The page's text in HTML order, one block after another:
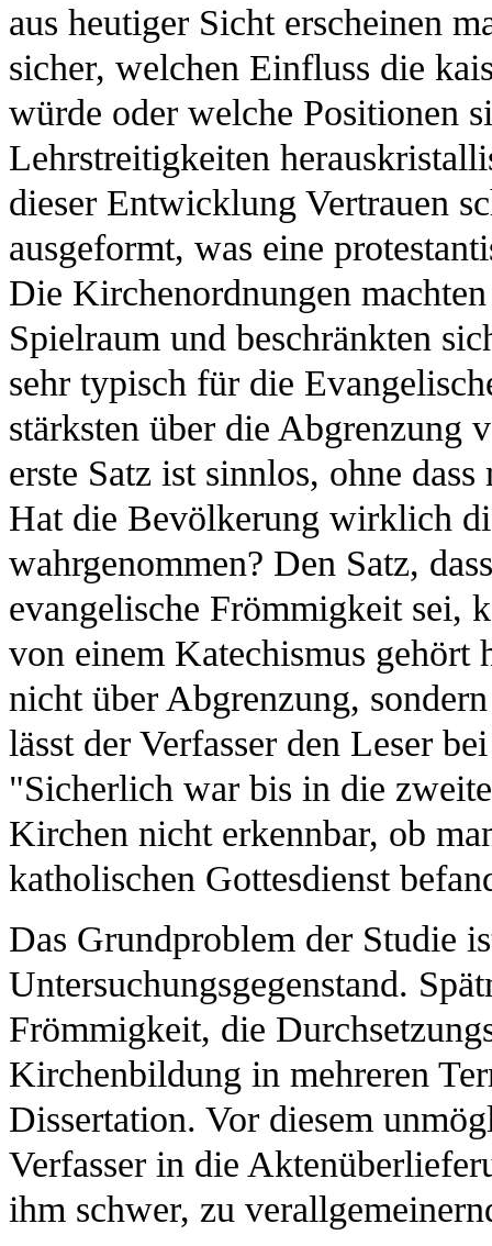
aus heutiger Sicht erscheinen
sicher, welchen Einfluss die
würde oder welche Positionen
Lehrstreitigkeiten
dieser Entwicklung Vertrauen
ausgeformt, was eine
Die Kirchenordnungen
Spielraum und beschränkten
sehr typisch für die
stärksten über die Abgrenzung
erste Satz ist sinnlos, ohne
Hat die Bevölkerung wirklich
wahrgenommen? Den Satz,
evangelische Frömmigkeit sei,
von einem Katechismus gehört
nicht über Abgrenzung,
lässt der Verfasser den Leser
"Sicherlich war bis in die
Kirchen nicht erkennbar, ob
katholischen Gottesdienst
Das Grundproblem der Studie
Untersuchungsgegenstand.
Frömmigkeit, die
Kirchenbildung in mehreren
Dissertation. Vor diesem
Verfasser in die
ihm schwer, zu